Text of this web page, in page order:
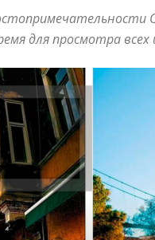
для просмотра